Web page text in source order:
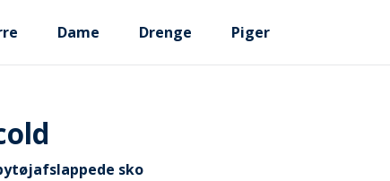
Dame Drenge Piger
afslappede sko